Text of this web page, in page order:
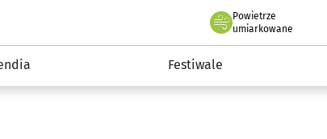
Powietrze
we Wrocławiu
umiarkowane
Festiwale